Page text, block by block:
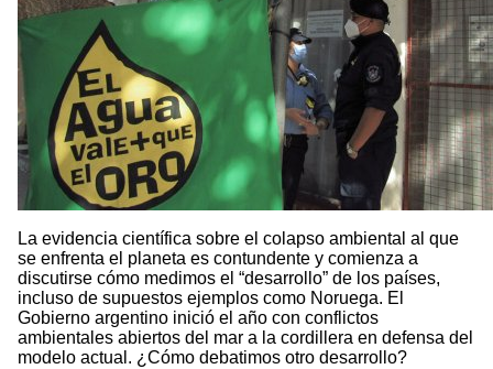
La evidencia científica sobre el colapso ambiental al que
se enfrenta el planeta es contundente y comienza a
discutirse cómo medimos el “desarrollo” de los países,
incluso de supuestos ejemplos como Noruega. El
Gobierno argentino inició el año con conflictos
ambientales abiertos del mar a la cordillera en defensa del
modelo actual. ¿Cómo debatimos otro desarrollo?